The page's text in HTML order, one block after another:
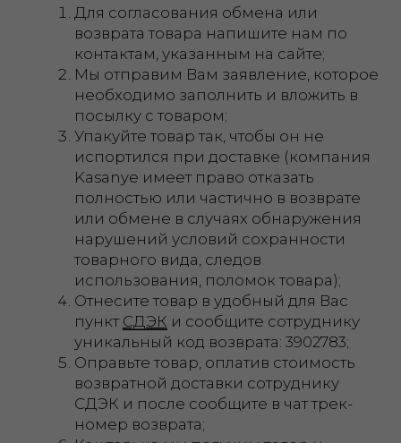
или обмене в случаях обнаружения
нарушений условий сохранности
использования, поломок товара );
Отнесите товар в удобный для Вас
пунктСДЭК и сообщите сотруднику
уникальный код возврата: 3902783;
Оправьте товар, оплатив стоимость
возвратной доставки сотруднику
номер возврата;
Как только мы получим товар и
проверим его:
в случае возврата - вернем Вам сумму
за товар;
в случае обмена - отправим Вам
согласованный товар взамен
возвращенного.
При обнаружении брака Вам следует:
Сделать фото/видео бракованного
товара;
Составить претензию (в свободной
форме) с описанием недостатков;
Выслать претензию по контактам,
указанным на сайте;
Мы рассмотрим претензию в